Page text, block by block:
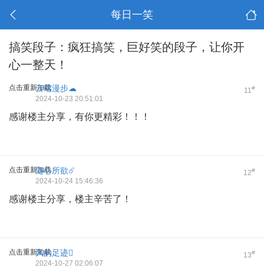
每日一笑
搞笑段子：疯狂搞笑，巨好笑的段子，让你开
心一整天！
点击重新加载 11#
云端漫步☁
2024-10-23 20:51:01
感谢楼主分享，有你更精彩！！！
点击重新加载 12#
随心所欲☄️
2024-10-24 15:46:36
感谢楼主分享，楼主辛苦了！
点击重新加载 13#
风的足迹
2024-10-27 02:06:07